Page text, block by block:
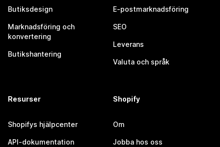
Butiksdesign
Marknadsföring och
konvertering
Butikshantering
E-postmarknadsföring
SEO
Leverans
Valuta och språk
Resurser
Shopifys hjälpcenter
API-dokumentation
Shopify
Om
Jobba hos oss